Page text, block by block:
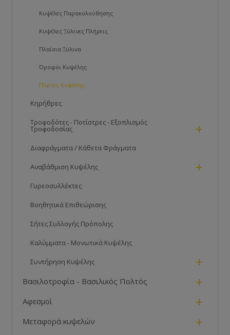
Κυψέλες Παρακολούθησης
Κυψέλες Ξύλινες Πλήρεις
Πλαίσια Ξύλινα
Όροφοι Κυψέλης
Πόρτες Kυψέλης
Κηρήθρες
Τροφοδότες - Ποτίστρες - Εξοπλισμός
Τροφοδοσίας +
Διαφράγματα / Κάθετα Φράγματα
Αναβάθμιση Κυψέλης +
Γυρεοσυλλέκτες
Βοηθητικά Επιθεώρισης
Σήτες Συλλογής Πρόπολης
Καλύμματα - Μονωτικά Κυψέλης
Συντήρηση Κυψέλης +
Βασιλοτροφία - Βασιλικός Πολτός +
Αφεσμοί +
Μεταφορά κυψελών +